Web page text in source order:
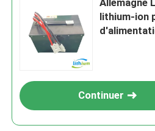
Allemagne
lithium-ion
Continuer